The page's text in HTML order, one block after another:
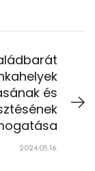
és
2024.05.16.